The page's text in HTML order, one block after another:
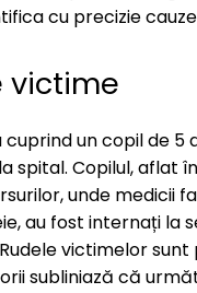
cu precizie
victime
un copil de 5
spital. Copilul, aflat
unde medicii
au fost internați la
victimelor
subliniază că